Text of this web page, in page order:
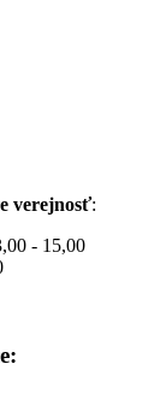
verejnosť:
- 15,00